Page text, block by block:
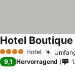
4 Sterne Hotel
Hotel
9,1 Hervorragend